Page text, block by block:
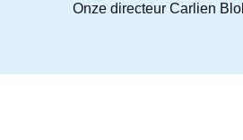
Onze directeur Carlien